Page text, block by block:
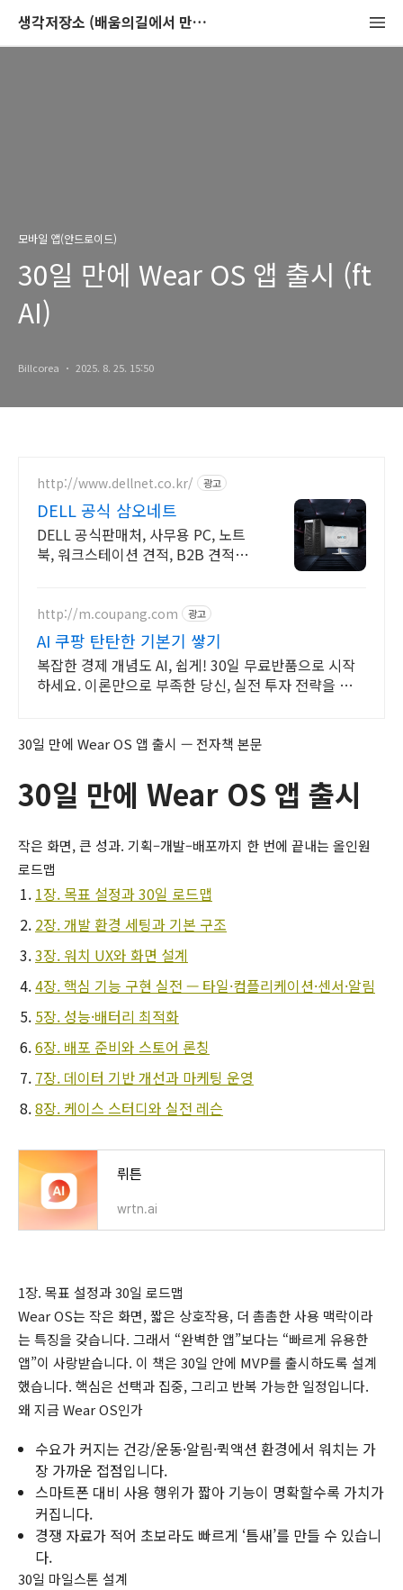
생각저장소 (배움의길에서 만나는 이야기)
모바일 앱(안드로이드)
30일 만에 Wear OS 앱 출시 (ft
AI)
Billcorea 2025. 8. 25. 15:50
http://www.dellnet.co.kr/ 광고
DELL 공식 삼오네트
DELL 공식판매처, 사무용 PC, 노트
북, 워크스테이션 견적, B2B 견적문
http://m.coupang.com 광고
AI 쿠팡 탄탄한 기본기 쌓기
복잡한 경제 개념도 AI, 쉽게! 30일 무료반품으로 시작
하세요. 이론만으로 부족한 당신, 실전 투자 전략을 쿠팡
30일 만에 Wear OS 앱 출시 — 전자책 본문
30일 만에 Wear OS 앱 출시
작은 화면, 큰 성과. 기획–개발–배포까지 한 번에 끝내는 올인원
로드맵
1장. 목표 설정과 30일 로드맵
2장. 개발 환경 세팅과 기본 구조
3장. 워치 UX와 화면 설계
4장. 핵심 기능 구현 실전 — 타일·컴플리케이션·센서·알림
5장. 성능·배터리 최적화
6장. 배포 준비와 스토어 론칭
7장. 데이터 기반 개선과 마케팅 운영
8장. 케이스 스터디와 실전 레슨
뤼튼
wrtn.ai
1장. 목표 설정과 30일 로드맵
Wear OS는 작은 화면, 짧은 상호작용, 더 촘촘한 사용 맥락이라
는 특징을 갖습니다. 그래서 “완벽한 앱”보다는 “빠르게 유용한
앱”이 사랑받습니다. 이 책은 30일 안에 MVP를 출시하도록 설계
했습니다. 핵심은 선택과 집중, 그리고 반복 가능한 일정입니다.
왜 지금 Wear OS인가
수요가 커지는 건강/운동·알림·퀵액션 환경에서 워치는 가
장 가까운 접점입니다.
스마트폰 대비 사용 행위가 짧아 기능이 명확할수록 가치가
커집니다.
경쟁 자료가 적어 초보라도 빠르게 ‘틈새’를 만들 수 있습니
다.
30일 마일스톤 설계